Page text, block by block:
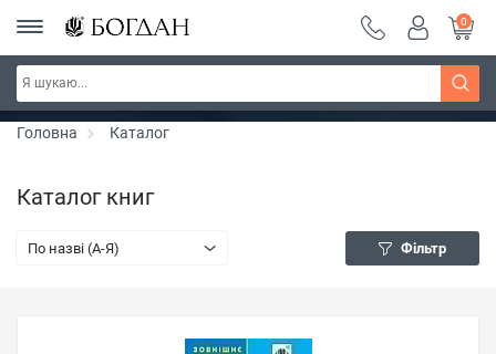
Серія "Чейзіана" ~ знижка 20%
0
Головна Каталог
Каталог книг
По назві (A-Я) Фільтр